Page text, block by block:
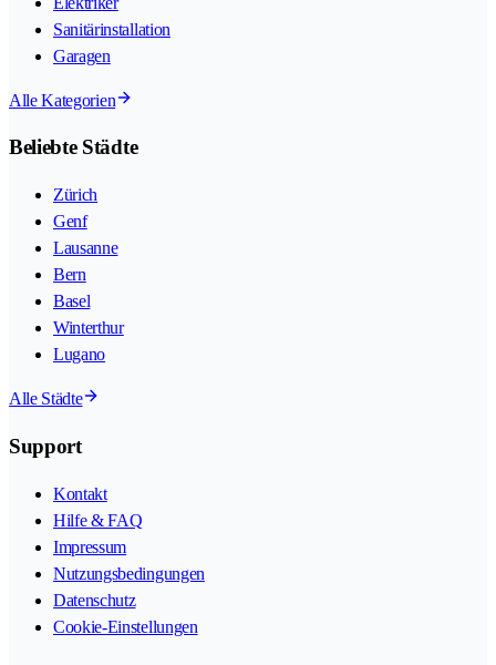
Sanitärinstallation
Garagen
Alle Kategorien
Beliebte Städte
Zürich
Genf
Lausanne
Bern
Basel
Winterthur
Lugano
Alle Städte
Support
Kontakt
Hilfe & FAQ
Impressum
Nutzungsbedingungen
Datenschutz
Cookie-Einstellungen